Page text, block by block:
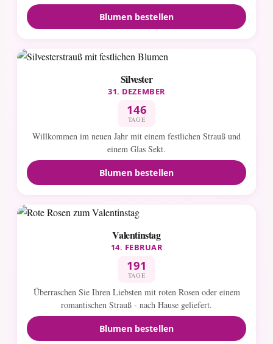
Blumen bestellen
Silvester
31. DEZEMBER
146
TAGE
Willkommen im neuen Jahr mit einem festlichen Strauß und
einem Glas Sekt.
Blumen bestellen
Valentinstag
14. FEBRUAR
191
TAGE
Überraschen Sie Ihren Liebsten mit roten Rosen oder einem
romantischen Strauß - nach Hause geliefert.
Blumen bestellen